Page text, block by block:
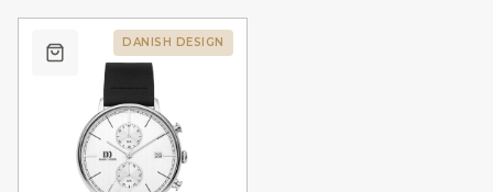
DANISH DESIGN